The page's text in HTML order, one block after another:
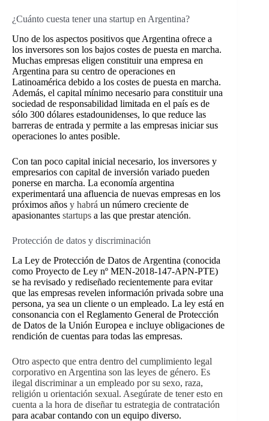
¿Cuánto cuesta tener una startup en Argentina?
Uno de los aspectos positivos que Argentina ofrece a
los inversores son los bajos costes de puesta en marcha.
Muchas empresas eligen constituir una empresa en
Argentina para su centro de operaciones en
Latinoamérica debido a los costes de puesta en marcha.
Además, el capital mínimo necesario para constituir una
sociedad de responsabilidad limitada en el país es de
sólo 300 dólares estadounidenses, lo que reduce las
barreras de entrada y permite a las empresas iniciar sus
operaciones lo antes posible.
Con tan poco capital inicial necesario, los inversores y
empresarios con capital de inversión variado pueden
ponerse en marcha. La economía argentina
experimentará una afluencia de nuevas empresas en los
próximos años y habrá un número creciente de
apasionantes startups a las que prestar atención.
Protección de datos y discriminación
La Ley de Protección de Datos de Argentina (conocida
como Proyecto de Ley nº MEN-2018-147-APN-PTE)
se ha revisado y rediseñado recientemente para evitar
que las empresas revelen información privada sobre una
persona, ya sea un cliente o un empleado. La ley está en
consonancia con el Reglamento General de Protección
de Datos de la Unión Europea e incluye obligaciones de
rendición de cuentas para todas las empresas.
Otro aspecto que entra dentro del cumplimiento legal
corporativo en Argentina son las leyes de género. Es
ilegal discriminar a un empleado por su sexo, raza,
religión u orientación sexual. Asegúrate de tener esto en
cuenta a la hora de diseñar tu estrategia de contratación
para acabar contando con un equipo diverso.